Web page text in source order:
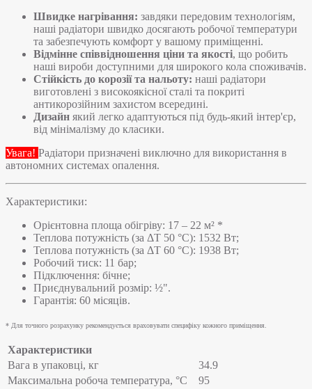
Швидке нагрівання: завдяки передовим технологіям,
наші радіатори швидко досягають робочої температури
та забезпечують комфорт у вашому приміщенні.
Відмінне співвідношення ціни та якості, що робить
наші вироби доступними для широкого кола споживачів.
Стійкість до корозії та нальоту: наші радіатори
виготовлені з високоякісної сталі та покриті
антикорозійним захистом всередині.
Дизайн який легко адаптуються під будь-який інтер'єр,
від мінімалізму до класики.
Увага! Радіатори призначені виключно для використання в
автономних системах опалення.
Характеристики:
Орієнтовна площа обігріву: 17 – 22 м² *
Теплова потужність (за ΔT 50 °C): 1532 Вт;
Теплова потужність (за ΔT 60 °C): 1938 Вт;
Робочий тиск: 11 бар;
Підключення: бічне;
Приєднувальний розмір: ½".
Гарантія: 60 місяців.
* Для точного розрахунку рекомендується враховувати специфіку кожного приміщення.
Характеристики
Вага в упаковці, кг
34.9
Максимальна робоча температура, °C
95